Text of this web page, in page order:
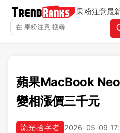
果粉注意最
蘋果MacBook
變相漲價三千元
流光拾字者 2026-05-09